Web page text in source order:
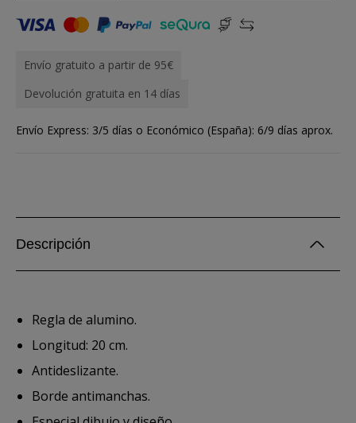
Envío gratuito a partir de 95€
Devolución gratuita en 14 días
Envío Express: 3/5 días o Económico (España): 6/9 días aprox.
Descripción
Regla de alumino.
Longitud: 20 cm.
Antideslizante.
Borde antimanchas.